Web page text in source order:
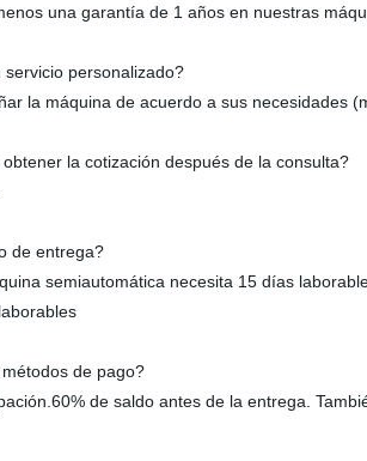
una garantía de 1 años en nuestras
personalizado?
la máquina de acuerdo a sus necesidades
la cotización después de la consulta?
de entrega?
semiautomática necesita 15 días
de pago?
de saldo antes de la entrega.